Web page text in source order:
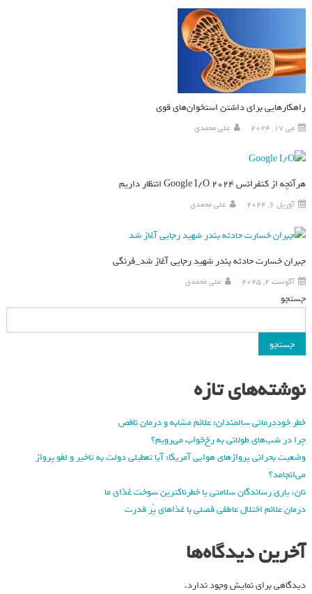
راهکارهایی برای داشتن استخوان‌های قوی
می 17, 2024 علی محمدی
هرآنچه از کنفرانس Google I/O 2024 انتظار داریم
آوریل 6, 2024 علی محمدی
جبران خسارت حادثه بندر شهید رجایی آغاز شد_فرنگی
آگوست 2, 2025 علی محمدی
جستجو
جستجو
نوشته‌های تازه
خطر خوددرمانی سالمندان: علائم مشابه و درمان ناقص
چرا در شب‌های طولانی به رخ‌خواب می‌رویم؟
وضعیت بحرانی پروازهای هوایی آمریکا: آیا تعطیلی دولت به تاخیر و لغو پرواز
می‌انجامد؟
نان، یاری رساندگان سلامتی یا خطرناکترین سوخت غذای ما
درمان علائم اختلال عاطفی فصلی با غذاهای پُر قدرت
آخرین دیدگاه‌ها
دیدگاهی برای نمایش وجود ندارد.